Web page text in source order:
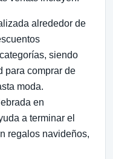
alrededor de
siendo
para comprar de
moda.
en
a terminar el
regalos navideños,